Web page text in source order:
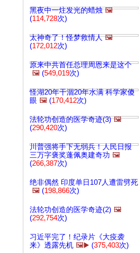
黑夜中一炷发光的蜡烛 🖼️
(114,728次)
太神奇了！怪梦救情人 🖼️
(172,012次)
原来中共首任总理周恩来是这个
🖼️ (549,019次)
怪湖20年干涸20年水满 科学家傻
眼 🖼️ (170,412次)
法轮功创造的医学奇迹(3) 🖼️
(290,420次)
川普强将手下无弱兵！人民日报
三万字褒奖蓬佩奥建奇功 🖼️
(266,387次)
绝非偶然 印度单日107人遭雷劈死
🖼️ (198,866次)
法轮功创造的医学奇迹(2) 🖼️
(292,754次)
习近平完了！纪录片《大疫袭
来》透露先机 🖼️▶️ (375,403次)